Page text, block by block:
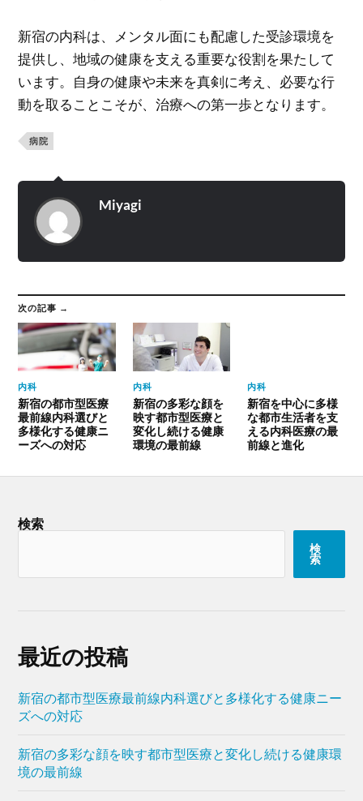
新宿の内科は、メンタル面にも配慮した受診環境を
提供し、地域の健康を支える重要な役割を果たして
います。自身の健康や未来を真剣に考え、必要な行
動を取ることこそが、治療への第一歩となります。
病院
Miyagi
次の記事 →
内科
新宿の都市型医療
最前線内科選びと
多様化する健康ニ
ーズへの対応
内科
新宿の多彩な顔を
映す都市型医療と
変化し続ける健康
環境の最前線
内科
新宿を中心に多様
な都市生活者を支
える内科医療の最
前線と進化
検索
検
索
最近の投稿
新宿の都市型医療最前線内科選びと多様化する健康ニー
ズへの対応
新宿の多彩な顔を映す都市型医療と変化し続ける健康環
境の最前線